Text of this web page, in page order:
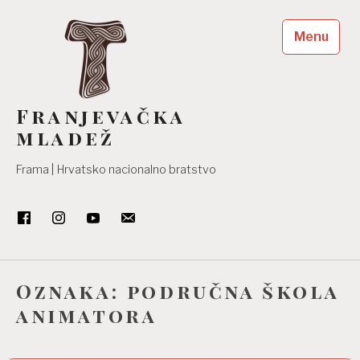
Franjevačka
mladež
Frama | Hrvatsko nacionalno bratstvo
Menu
Oznaka: područna škola
animatora